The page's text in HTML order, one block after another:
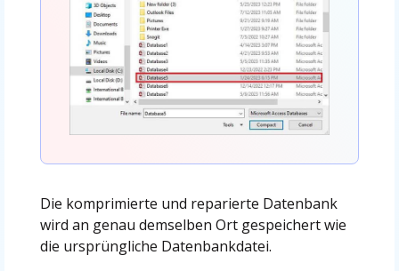
Die komprimierte und reparierte Datenbank
wird an genau demselben Ort gespeichert wie
die ursprüngliche Datenbankdatei.